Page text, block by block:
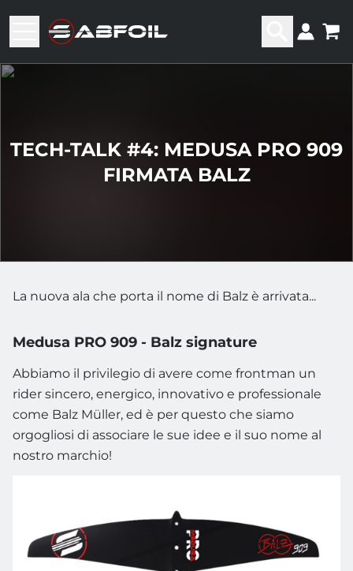
TECH-TALK #4: MEDUSA PRO 909
FIRMATA BALZ
La nuova ala che porta il nome di Balz è arrivata...
Medusa PRO 909 - Balz signature
Abbiamo il privilegio di avere come frontman un
rider sincero, energico, innovativo e professionale
come Balz Müller, ed è per questo che siamo
orgogliosi di associare le sue idee e il suo nome al
nostro marchio!